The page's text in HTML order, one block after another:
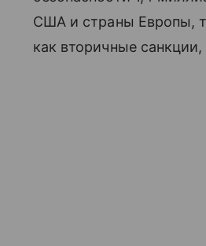
США и страны Европы,
как вторичные